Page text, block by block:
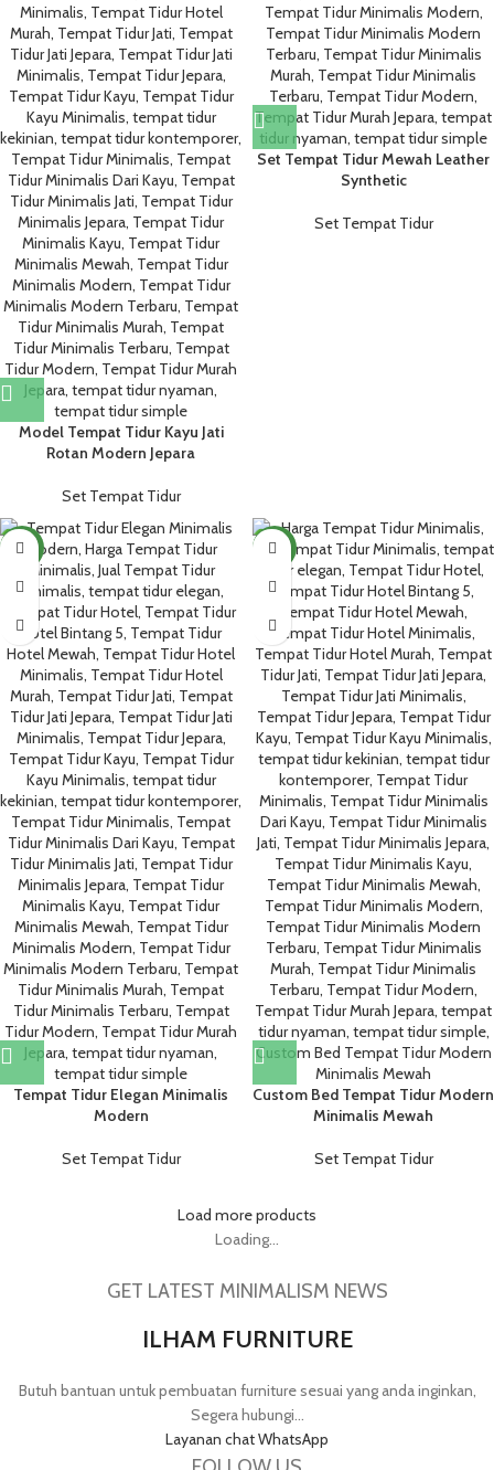
Model Tempat Tidur Kayu Jati
Rotan Modern Jepara
Set Tempat Tidur
Set Tempat Tidur Mewah Leather
Synthetic
Set Tempat Tidur
NEW
Tempat Tidur Elegan Minimalis
Modern
Set Tempat Tidur
NEW
Custom Bed Tempat Tidur Modern
Minimalis Mewah
Set Tempat Tidur
Load more products
Loading...
GET LATEST MINIMALISM NEWS
ILHAM FURNITURE
Butuh bantuan untuk pembuatan furniture sesuai yang anda inginkan,
Segera hubungi...
Layanan chat WhatsApp